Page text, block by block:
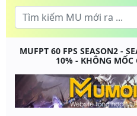
MUFPT 60 FPS SEASON2 -
10% - KHÔNG MỐC